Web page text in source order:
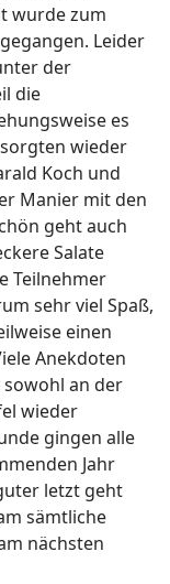
wurde zum
Leider
der
die
es
wieder
Koch und
Manier mit den
geht auch
Salate
Teilnehmer
sehr viel Spaß,
einen
Anekdoten
an der
wieder
gingen alle
Jahr
letzt geht
sämtliche
nächsten